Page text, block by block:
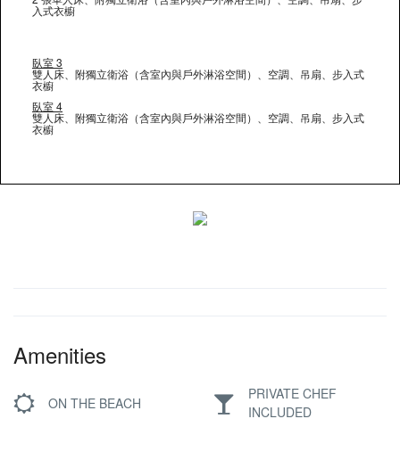
入式衣櫥
臥室 3
雙人床、附獨立衛浴（含室內與戶外淋浴空間）、空調、吊扇、步入式
衣櫥
臥室 4
雙人床、附獨立衛浴（含室內與戶外淋浴空間）、空調、吊扇、步入式
衣櫥
Amenities
ON THE BEACH
PRIVATE CHEF
INCLUDED